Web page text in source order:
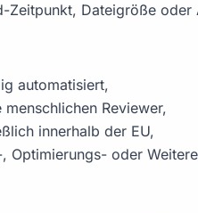
Zeitpunkt, Dateigröße oder
automatisiert,
Reviewer,
innerhalb der EU,
Optimierungs- oder